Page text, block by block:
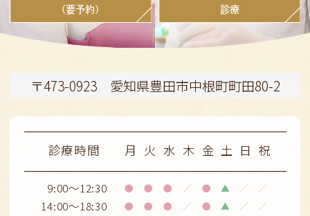
（要予約）
診療
〒473-0923 愛知県豊田市中根町町田80-2
診療時間 月 火 水 木 金 土 日 祝
9:00～12:30 ● ● ● ／ ● ▲ ／ ／
14:00～18:30 ● ● ● ／ ● ▲ ／ ／